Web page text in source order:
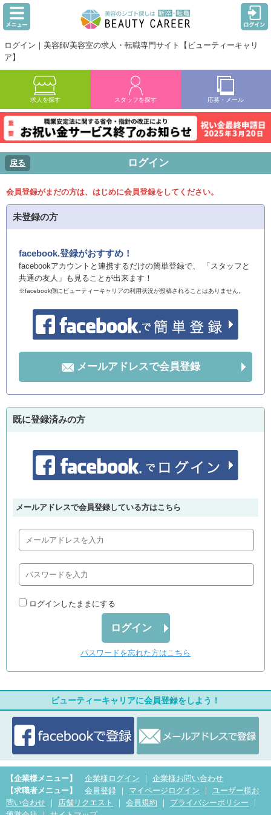
ログイン｜美容師/美容室の求人・転職専門サイト【ビューティーキャリ
ア】
求人を探す スタッフを探す 応募・メール
戻る ログイン
会員登録がまだの方は、はじめに会員登録をしてください。
未登録の方
facebook.登録がおすすめ！
facebookアカウントと連携するだけの簡単登録で、 「スタッフと
共通の友人」も見ることが出来ます！
※facebook側にビューティーキャリアの利用状況が投稿されることはありません。
メールアドレスで会員登録
既に登録済みの方
メールアドレスで会員登録している方はこちら
ログインしたままにする
ログイン
パスワードを忘れた方はこちら
ビューティーキャリアに会員登録をしよう！
【企業様メニュー】 企業様ログイン ｜ 企業様お問い合わせ
【求職者メニュー】
会員登録 ｜ マイページログイン ｜
ユーザー様お
問い合わせ ｜ 店舗リクエスト ｜ 会員規約 ｜ プライバシーポリシー ｜